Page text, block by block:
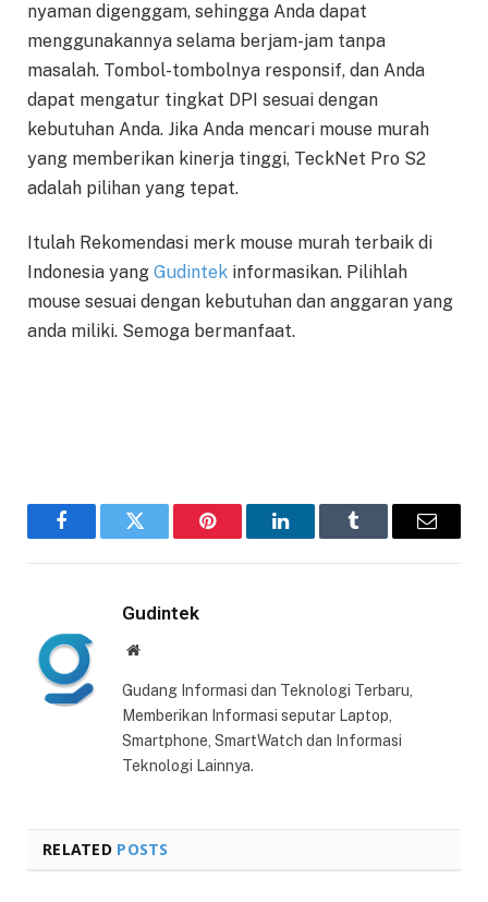
nyaman digenggam, sehingga Anda dapat
menggunakannya selama berjam-jam tanpa
masalah. Tombol-tombolnya responsif, dan Anda
dapat mengatur tingkat DPI sesuai dengan
kebutuhan Anda. Jika Anda mencari mouse murah
yang memberikan kinerja tinggi, TeckNet Pro S2
adalah pilihan yang tepat.
Itulah Rekomendasi merk mouse murah terbaik di
Indonesia yang Gudintek informasikan. Pilihlah
mouse sesuai dengan kebutuhan dan anggaran yang
anda miliki. Semoga bermanfaat.
FacebookTwitter Pinterest LinkedInTumblr Email
Gudintek
Website
Gudang Informasi dan Teknologi Terbaru,
Memberikan Informasi seputar Laptop,
Smartphone, SmartWatch dan Informasi
Teknologi Lainnya.
RELATED POSTS